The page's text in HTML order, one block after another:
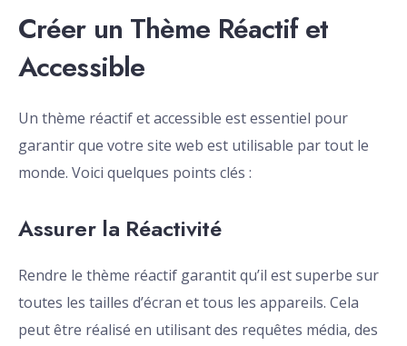
Créer un Thème Réactif et
Accessible
Un thème réactif et accessible est essentiel pour
garantir que votre site web est utilisable par tout le
monde. Voici quelques points clés :
Assurer la Réactivité
Rendre le thème réactif garantit qu’il est superbe sur
toutes les tailles d’écran et tous les appareils. Cela
peut être réalisé en utilisant des requêtes média, des